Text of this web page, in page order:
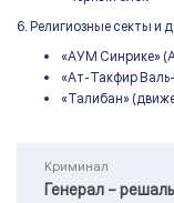
6. Религиозные секты и
«АУМ Синрике»
«Ат-Такфир
«Талибан»
Криминал
Генерал –